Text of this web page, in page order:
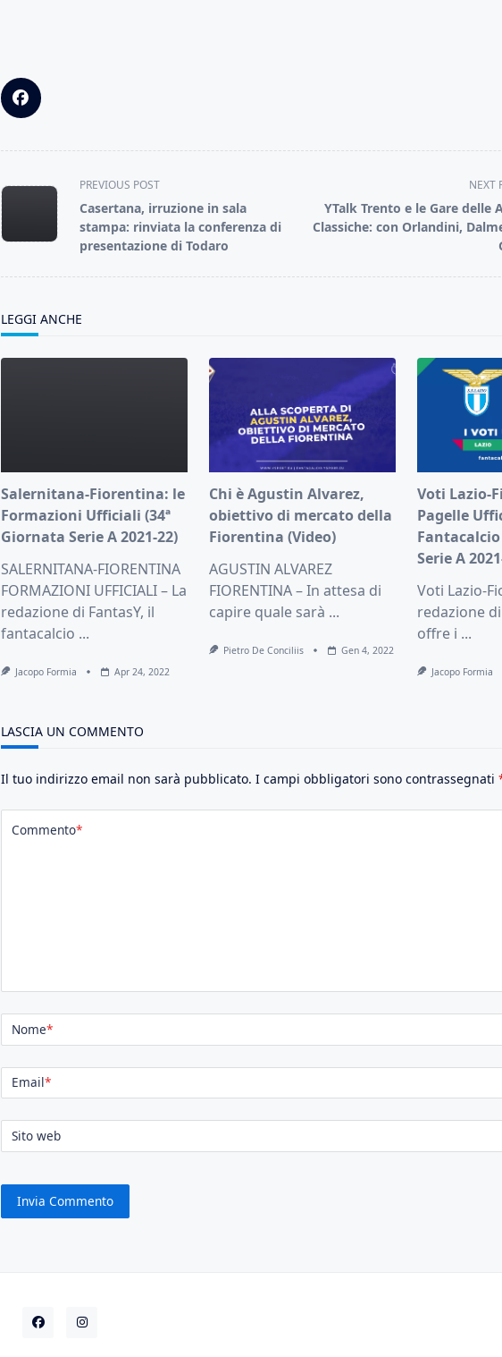
<span
class="nav-
subtitle
screen-
PREVIOUS POST
Casertana, irruzione in sala
stampa: rinviata la conferenza di
presentazione di Todaro
NEXT
YTalk Trento e le Gare delle
Classiche: con Orlandini,
LEGGI ANCHE
Salernitana-Fiorentina: le
Formazioni Ufficiali (34ª
Giornata Serie A 2021-22)
SALERNITANA-FIORENTINA
FORMAZIONI UFFICIALI – La
redazione di FantasY, il
fantacalcio ...
Jacopo Formia Apr 24, 2022
Chi è Agustin Alvarez,
obiettivo di mercato della
Fiorentina (Video)
AGUSTIN ALVAREZ
FIORENTINA – In attesa di
capire quale sarà ...
Pietro De Conciliis Gen 4, 2022
Voti Lazio-
Pagelle
Serie A
Voti Lazio-
redazione
offre i ...
Jacopo Formia
LASCIA UN COMMENTO
Il tuo indirizzo email non sarà pubblicato. I campi obbligatori sono contrassegnati
Commento*
Nome*
Email*
Sito web